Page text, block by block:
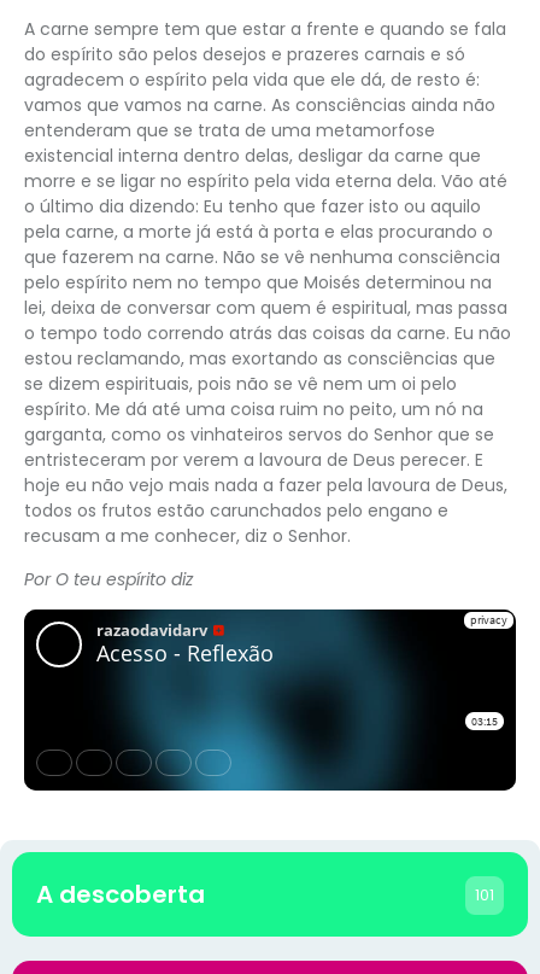
A carne sempre tem que estar a frente e quando se fala
do espírito são pelos desejos e prazeres carnais e só
agradecem o espírito pela vida que ele dá, de resto é:
vamos que vamos na carne. As consciências ainda não
entenderam que se trata de uma metamorfose
existencial interna dentro delas, desligar da carne que
morre e se ligar no espírito pela vida eterna dela. Vão até
o último dia dizendo: Eu tenho que fazer isto ou aquilo
pela carne, a morte já está à porta e elas procurando o
que fazerem na carne. Não se vê nenhuma consciência
pelo espírito nem no tempo que Moisés determinou na
lei, deixa de conversar com quem é espiritual, mas passa
o tempo todo correndo atrás das coisas da carne. Eu não
estou reclamando, mas exortando as consciências que
se dizem espirituais, pois não se vê nem um oi pelo
espírito. Me dá até uma coisa ruim no peito, um nó na
garganta, como os vinhateiros servos do Senhor que se
entristeceram por verem a lavoura de Deus perecer. E
hoje eu não vejo mais nada a fazer pela lavoura de Deus,
todos os frutos estão carunchados pelo engano e
recusam a me conhecer, diz o Senhor.
Por O teu espírito diz
A descoberta 101